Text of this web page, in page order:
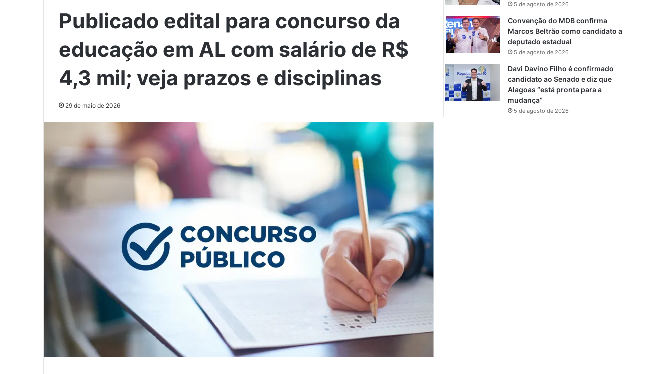
Publicado edital para concurso da
educação em AL com salário de R$
4,3 mil; veja prazos e disciplinas
29 de maio de 2026
5 de agosto de 2026
Convenção do MDB confirma
Marcos Beltrão como candidato a
deputado estadual
5 de agosto de 2026
Davi Davino Filho é confirmado
candidato ao Senado e diz que
Alagoas “está pronta para a
mudança”
5 de agosto de 2026